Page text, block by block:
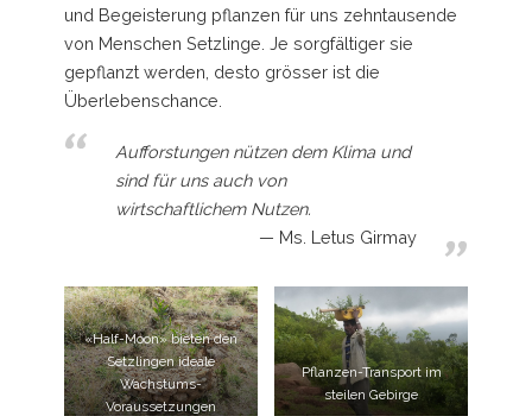
und Begeisterung pflanzen für uns zehntausende
von Menschen Setzlinge. Je sorgfältiger sie
gepflanzt werden, desto grösser ist die
Überlebenschance.
Aufforstungen nützen dem Klima und
sind für uns auch von
wirtschaftlichem Nutzen.
Ms. Letus Girmay
«Half-Moon» bieten den
Setzlingen ideale
Wachstums-
Voraussetzungen
Pflanzen-Transport im
steilen Gebirge